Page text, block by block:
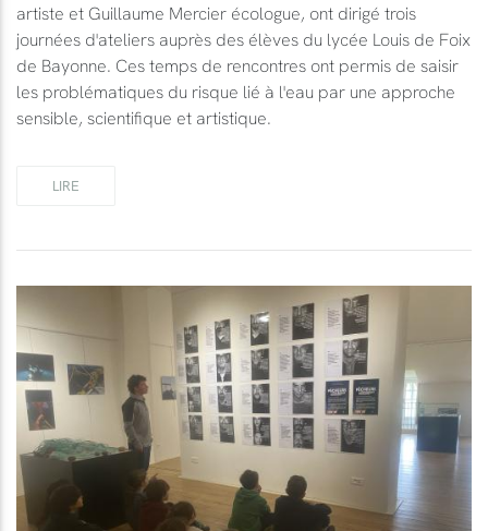
artiste et Guillaume Mercier écologue, ont dirigé trois
journées d'ateliers auprès des élèves du lycée Louis de Foix
de Bayonne. Ces temps de rencontres ont permis de saisir
les problématiques du risque lié à l'eau par une approche
sensible, scientifique et artistique.
LIRE